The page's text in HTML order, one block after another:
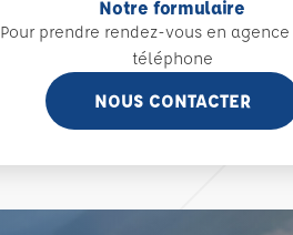
Notre formulaire
Pour prendre rendez-vous en
téléphone
NOUS CONTACTER